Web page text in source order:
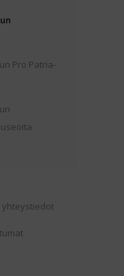
Pro Patria-
yhteystiedot